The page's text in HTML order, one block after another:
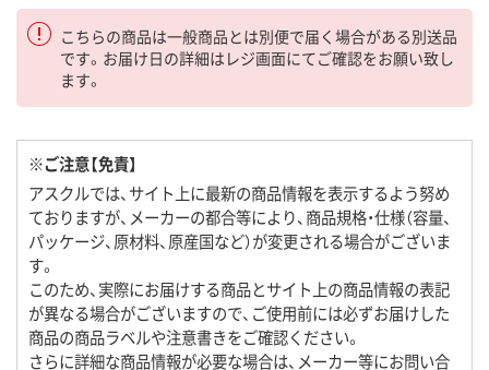
こちらの商品は一般商品とは別便で届く場合がある別送品
です。お届け日の詳細はレジ画面にてご確認をお願い致し
ます。
※ご注意【免責】
アスクルでは、サイト上に最新の商品情報を表示するよう努め
ておりますが、メーカーの都合等により、商品規格・仕様（容量、
パッケージ、原材料、原産国など）が変更される場合がございま
す。
このため、実際にお届けする商品とサイト上の商品情報の表記
が異なる場合がございますので、ご使用前には必ずお届けした
商品の商品ラベルや注意書きをご確認ください。
さらに詳細な商品情報が必要な場合は、メーカー等にお問い合